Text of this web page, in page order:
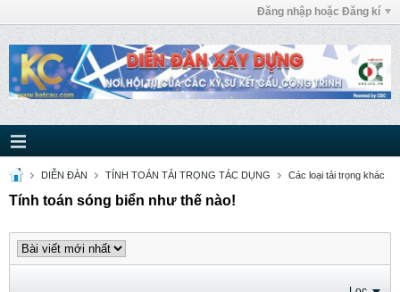
Đăng nhập hoặc Đăng kí
DIỄN ĐÀN TÍNH TOÁN TẢI TRỌNG TÁC DỤNG Các loại tải trọng khác
Tính toán sóng biển như thế nào!